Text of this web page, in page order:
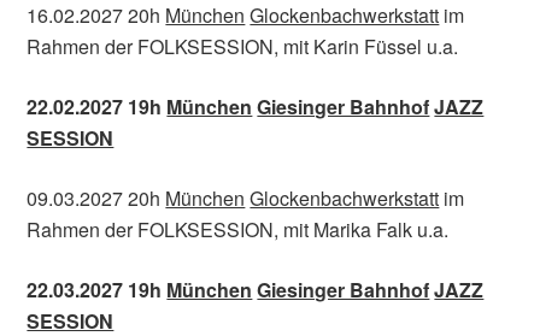
16.02.2027 20h München Glockenbachwerkstatt im
Rahmen der FOLKSESSION, mit Karin Füssel u.a.
22.02.2027 19h München Giesinger BahnhofJAZZ
SESSION
09.03.2027 20h München Glockenbachwerkstatt im
Rahmen der FOLKSESSION, mit Marika Falk u.a.
22.03.2027 19h München Giesinger BahnhofJAZZ
SESSION